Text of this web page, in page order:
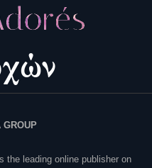
GROUP
the leading online publisher on